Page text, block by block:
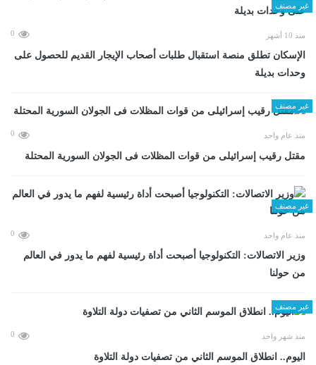
غير مصنف
منذ 10 أشهر 0
الإسكان تطلق منصة استقبال طلبات أصحاب الإيجار القديم للحصول على
وحدات بديلة
غير مصنف
منذ عام واحد 0
مقتل رقيب إسرائيلى من قوات المظلات فى الجولان السورية المحتلة
غير مصنف
منذ عام واحد 0
وزير الاتصالات: التكنولوجيا أصبحت أداة رئيسية لفهم ما يدور في العالم
من حولنا
غير مصنف
منذ شهر واحد 0
اليوم.. انطلاق الموسم الثاني من تصفيات دولة التلاوة